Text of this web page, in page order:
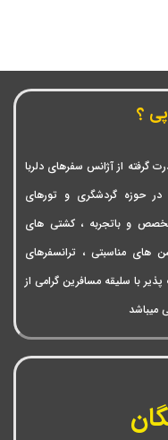
؟
گرفته از آژانس سفرهای دلربا
سابقه فعالیت در حوزه گردشگری و تورهای
و باتجربه ، کشتی های
های مناسبتی ، ترانسفرهای
با سلیقه مسافرین گرامی از
میباشد